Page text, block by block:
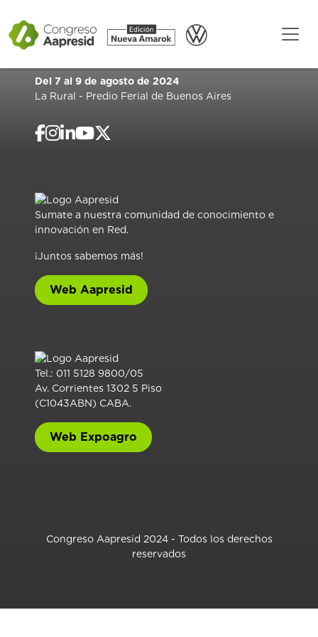
Del 7 al 9 de agosto de 2024
La Rural - Predio Ferial de Buenos Aires
Sumate a nuestra comunidad de conocimiento e
innovación en Red.
¡Juntos sabemos más!
Web Aapresid
Tel.: 011 5128 9800/05
Av. Corrientes 1302 5 Piso
(C1043ABN) CABA.
Web Expoagro
Congreso Aapresid 2024 - Todos los derechos
reservados